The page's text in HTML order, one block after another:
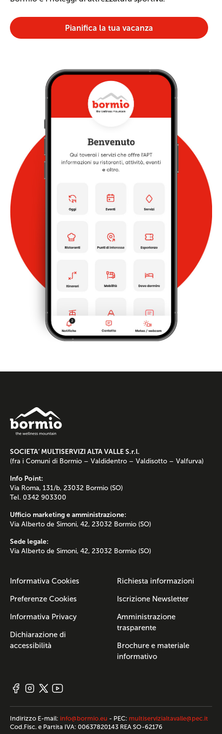
Pianifica la tua vacanza
SOCIETA’ MULTISERVIZI ALTA VALLE S.r.l.
(fra i Comuni di Bormio – Valdidentro – Valdisotto – Valfurva)
Info Point:
Via Roma, 131/b, 23032 Bormio (SO)
Tel. 0342 903300
Ufficio marketing e amministrazione:
Via Alberto de Simoni, 42, 23032 Bormio (SO)
Sede legale:
Via Alberto de Simoni, 42, 23032 Bormio (SO)
Informativa Cookies
Preferenze Cookies
Informativa Privacy
Dichiarazione di
accessibilità
Richiesta informazioni
Iscrizione Newsletter
Amministrazione
trasparente
Brochure e materiale
informativo
Indirizzo E-mail: info@bormio.eu - PEC: multiservizialtavalle@pec.it
Cod.Fisc. e Partita IVA: 00637820143 REA SO-62176